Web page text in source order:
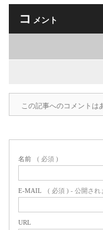
コ メント
この記事へのコメントは
名前 ( 必須 )
E-MAIL ( 必須 ) - 公開され
URL